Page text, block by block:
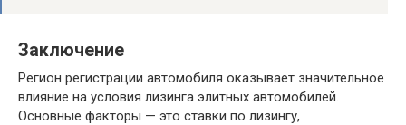
Заключение
Регион регистрации автомобиля оказывает значительное
влияние на условия лизинга элитных автомобилей.
Основные факторы — это ставки по лизингу,